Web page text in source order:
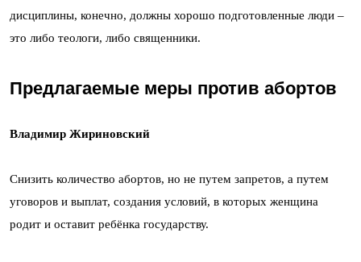
дисциплины, конечно, должны хорошо подготовленные люди –
это либо теологи, либо священники.
Предлагаемые меры против абортов
Владимир Жириновский
Снизить количество абортов, но не путем запретов, а путем
уговоров и выплат, создания условий, в которых женщина
родит и оставит ребёнка государству.